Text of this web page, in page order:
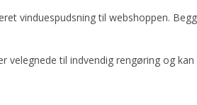
vinduespudsning til webshoppen.
til indvendig rengøring og